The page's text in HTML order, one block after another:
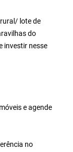
lote de
do
investir nesse
e agende
no